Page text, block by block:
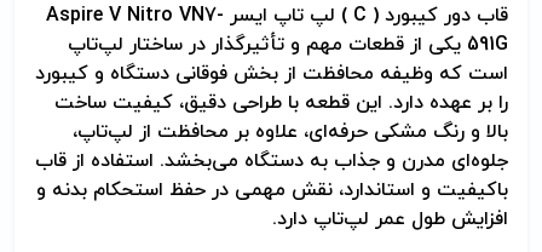
قاب دور کیبورد ( C ) لپ تاپ ایسر Aspire V Nitro VN7-
591G یکی از قطعات مهم و تأثیرگذار در ساختار لپ‌تاپ
است که وظیفه محافظت از بخش فوقانی دستگاه و کیبورد
را بر عهده دارد. این قطعه با طراحی دقیق، کیفیت ساخت
بالا و رنگ مشکی حرفه‌ای، علاوه بر محافظت از لپ‌تاپ،
جلوه‌ای مدرن و جذاب به دستگاه می‌بخشد. استفاده از قاب
باکیفیت و استاندارد، نقش مهمی در حفظ استحکام بدنه و
افزایش طول عمر لپ‌تاپ دارد.